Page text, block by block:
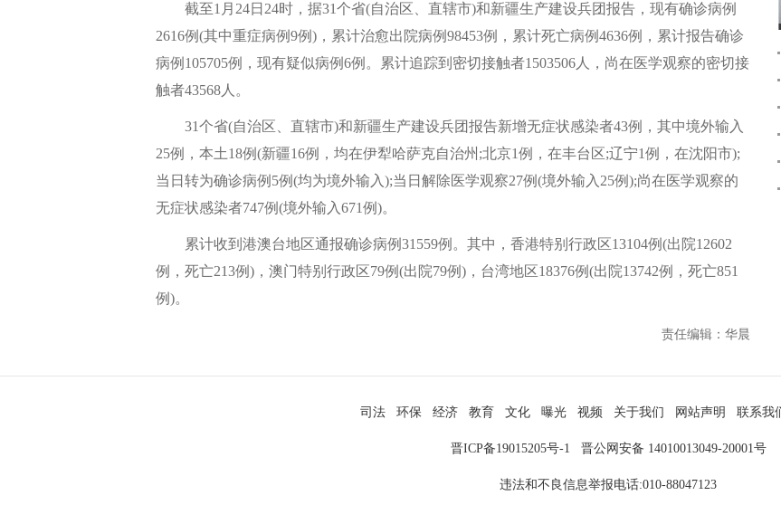
截至1月24日24时，据31个省(自治区、直辖市)和新疆生产建设兵团报告，现有确诊病例
2616例(其中重症病例9例)，累计治愈出院病例98453例，累计死亡病例4636例，累计报告确诊
病例105705例，现有疑似病例6例。累计追踪到密切接触者1503506人，尚在医学观察的密切接
触者43568人。
31个省(自治区、直辖市)和新疆生产建设兵团报告新增无症状感染者43例，其中境外输入
25例，本土18例(新疆16例，均在伊犁哈萨克自治州;北京1例，在丰台区;辽宁1例，在沈阳市);
当日转为确诊病例5例(均为境外输入);当日解除医学观察27例(境外输入25例);尚在医学观察的
无症状感染者747例(境外输入671例)。
累计收到港澳台地区通报确诊病例31559例。其中，香港特别行政区13104例(出院12602
例，死亡213例)，澳门特别行政区79例(出院79例)，台湾地区18376例(出院13742例，死亡851
例)。
责任编辑：华晨
司法 环保 经济 教育 文化 曝光 视频 关于我们 网站声明 联系我
晋ICP备19015205号-1 晋公网安备 14010013049-20001号
违法和不良信息举报电话:010-88047123